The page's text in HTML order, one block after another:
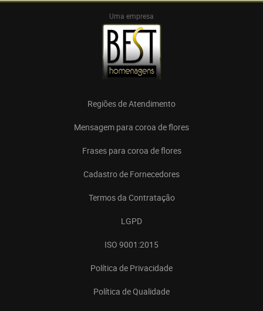
Uma empresa
Regiões de Atendimento
Mensagem para coroa de flores
Frases para coroa de flores
Cadastro de Fornecedores
Termos da Contratação
LGPD
ISO 9001:2015
Política de Privacidade
Política de Qualidade